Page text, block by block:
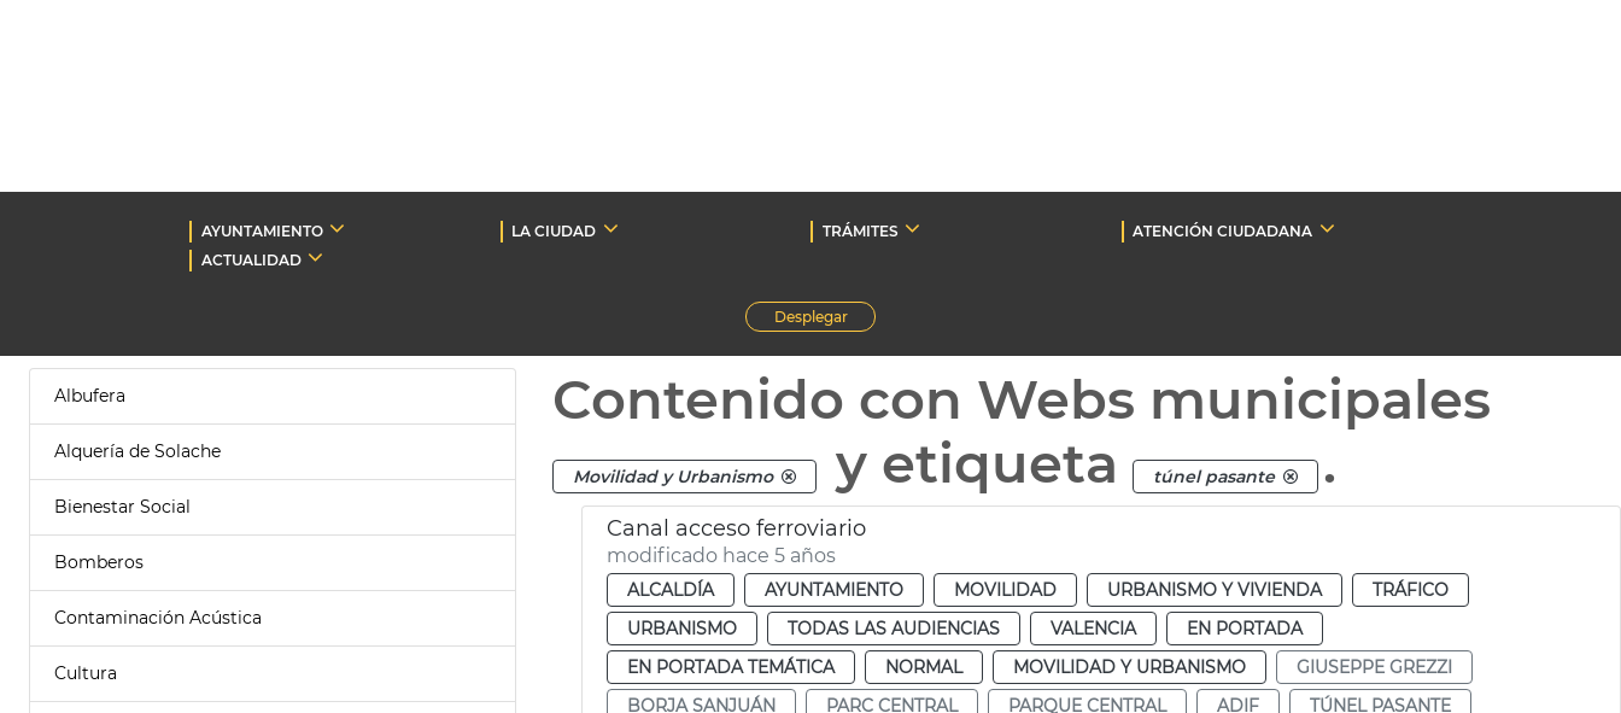
AYUNTAMIENTO LA CIUDAD TRÁMITES
ATENCIÓN CIUDADANA
ACTUALIDAD
Desplegar
Albufera
Alquería de Solache
Bienestar Social
Bomberos
Contaminación Acústica
Cultura
Contenido con Webs municipales
Movilidad y Urbanismo y etiqueta túnel pasante .
Canal acceso ferroviario
modificado hace 5 años
ALCALDÍA AYUNTAMIENTO MOVILIDAD URBANISMO Y VIVIENDA
TRÁFICO
URBANISMO
TODAS LAS AUDIENCIAS VALENCIA
EN PORTADA
EN PORTADA TEMÁTICA
NORMAL MOVILIDAD Y URBANISMO
GIUSEPPE GREZZI
BORJA SANJUÁN
PARC CENTRAL PARQUE CENTRAL ADIF
TÚNEL PASANTE